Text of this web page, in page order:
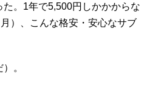
。1年で5,500円しかかからな
）、こんな格安・安心なサブ
。